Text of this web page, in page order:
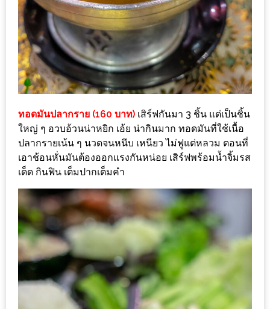
200
บาท
ชี้
เบาะแส
ความ
อร่อย
ตาม
รอย
น้า
อ้วน
ชวน
ติดต่อ
น้า
อ้วน
ทอดมันปลากราย (160 บาท) เสิร์ฟกันมา 3 ชิ้น แต่เป็นชิ้น
ใหญ่ ๆ อวบอ้วนน่าหยิก เอ้ย น่ากินมาก ทอดมันที่ใช้เนื้อ
ปลากรายเน้น ๆ นวดจนหนึบ เหนียว ไม่ฟูแต่หลวม ตอนที่
เอาช้อนหั่นมันต้องออกแรงกันหน่อย เสิร์ฟพร้อมน้ำจิ้มรส
เด็ด กินฟิน เต็มปากเต็มคำ